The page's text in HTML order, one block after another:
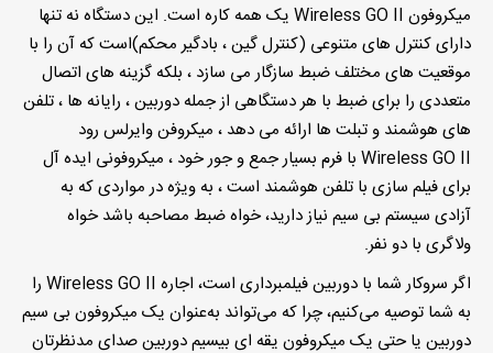
میکروفون Wireless GO II یک همه کاره است. این دستگاه نه تنها
دارای کنترل های متنوعی (کنترل گین ، بادگیر محکم)است که آن را با
موقعیت های مختلف ضبط سازگار می سازد ، بلکه گزینه های اتصال
متعددی را برای ضبط با هر دستگاهی از جمله دوربین ، رایانه ها ، تلفن
های هوشمند و تبلت ها ارائه می دهد ، میکروفن وایرلس رود
Wireless GO II با فرم بسیار جمع و جور خود ، میکروفونی ایده آل
برای فیلم سازی با تلفن هوشمند است ، به ویژه در مواردی که به
آزادی سیستم بی سیم نیاز دارید، خواه ضبط مصاحبه باشد خواه
ولاگری با دو نفر.
اگر سروکار شما با دوربین فیلمبرداری است، اجاره Wireless GO II را
به شما توصیه می‌کنیم، چرا که می‌تواند به‌عنوان یک میکروفون بی سیم
دوربین یا حتی یک میکروفون یقه ای بیسیم دوربین صدای مدنظرتان